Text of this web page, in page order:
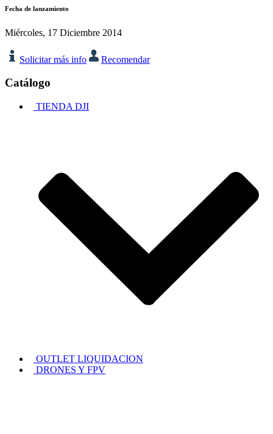
Fecha de lanzamiento
Miércoles, 17 Diciembre 2014
Solicitar más info Recomendar
Catálogo
TIENDA DJI
OUTLET LIQUIDACION
DRONES Y FPV